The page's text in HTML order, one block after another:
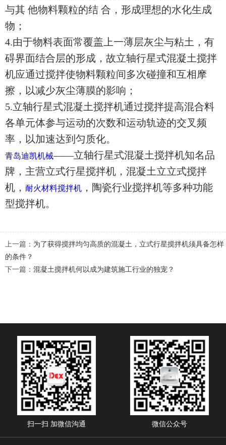
与其 他物料颗粒的结 合，形成理想的水化生成
物；
4.由于物料表面常覆盖上一薄层灰尘与粘土，有
碍界面结合层的形成，故立轴行星式混凝土搅拌
机应通过搅拌使物料颗粒间多次碰撞和互相摩
擦，以减少灰尘薄膜的影响；
5.立轴行星式混凝土搅拌机通过搅拌提高混合料
各单元体参与运动的次数和运动轨迹的交叉频
率，以加速达到匀质化。
青岛迪凯机械——立轴行星式混凝土搅拌机知名品
牌，主营立式行星搅拌机，混凝土立立式搅拌
机， 耐火材料搅拌机 ，陶瓷行业搅拌机等多种功能
型搅拌机。
上一篇： 为了获得搅拌均匀高质的混凝土，立式行星搅拌机须具备怎样
的条件？
下一篇： 混凝土搅拌机何以成为建筑施工行业的独宠？
扫一扫 加微信沟通 微信公众号